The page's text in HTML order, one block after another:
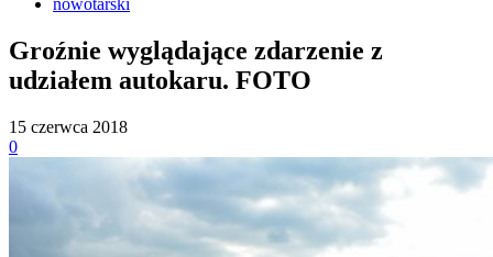
nowotarski
Groźnie wyglądające zdarzenie z
udziałem autokaru. FOTO
15 czerwca 2018
0